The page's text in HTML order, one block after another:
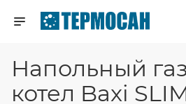
Напольный
котел Baxi